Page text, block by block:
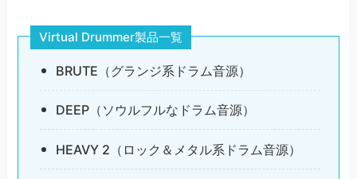
Virtual Drummer製品一覧
BRUTE（グランジ系ドラム音源）
DEEP（ソウルフルなドラム音源）
HEAVY 2（ロック＆メタル系ドラム音源）